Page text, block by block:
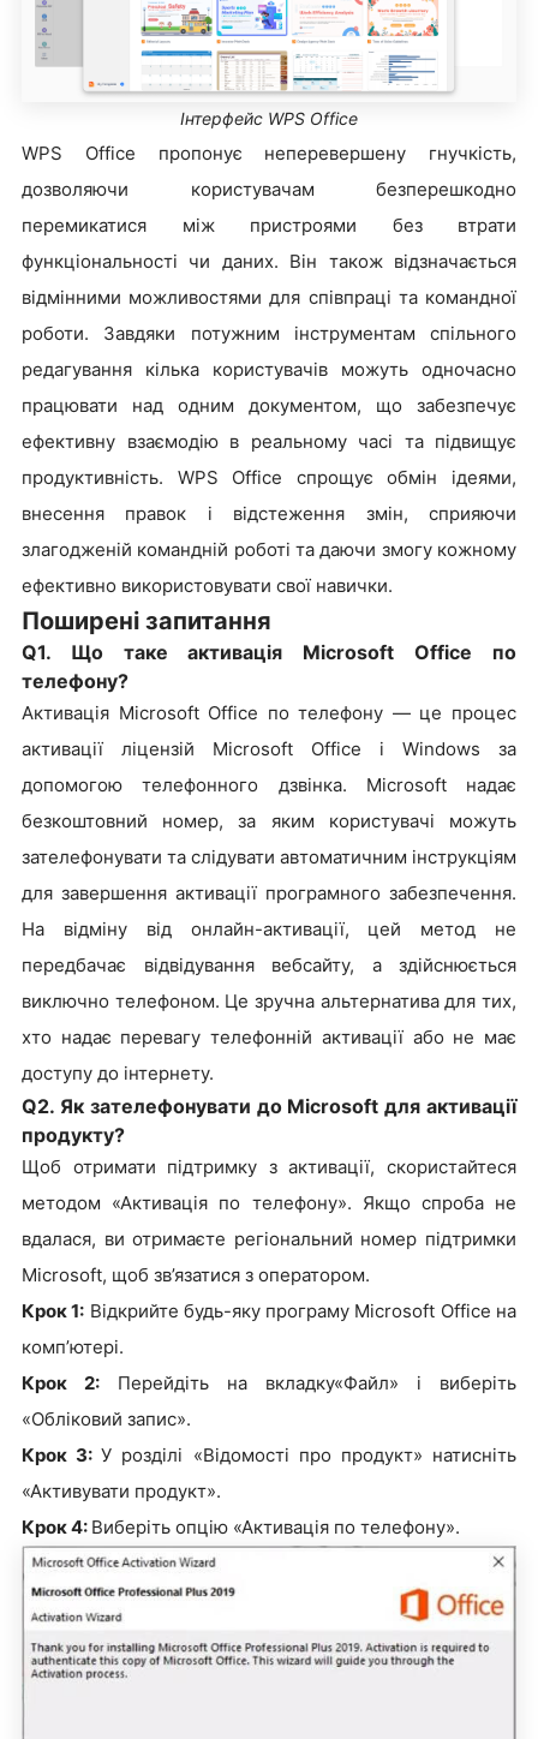
Інтерфейс WPS Office
WPS Office пропонує неперевершену гнучкість,
дозволяючи користувачам безперешкодно
перемикатися між пристроями без втрати
функціональності чи даних. Він також відзначається
відмінними можливостями для співпраці та командної
роботи. Завдяки потужним інструментам спільного
редагування кілька користувачів можуть одночасно
працювати над одним документом, що забезпечує
ефективну взаємодію в реальному часі та підвищує
продуктивність. WPS Office спрощує обмін ідеями,
внесення правок і відстеження змін, сприяючи
злагодженій командній роботі та даючи змогу кожному
ефективно використовувати свої навички.
Поширені запитання
Q1. Що таке активація Microsoft Office по
телефону?
Активація Microsoft Office по телефону — це процес
активації ліцензій Microsoft Office і Windows за
допомогою телефонного дзвінка. Microsoft надає
безкоштовний номер, за яким користувачі можуть
зателефонувати та слідувати автоматичним інструкціям
для завершення активації програмного забезпечення.
На відміну від онлайн-активації, цей метод не
передбачає відвідування вебсайту, а здійснюється
виключно телефоном. Це зручна альтернатива для тих,
хто надає перевагу телефонній активації або не має
доступу до інтернету.
Q2. Як зателефонувати до Microsoft для активації
продукту?
Щоб отримати підтримку з активації, скористайтеся
методом «Активація по телефону». Якщо спроба не
вдалася, ви отримаєте регіональний номер підтримки
Microsoft, щоб зв’язатися з оператором.
Крок 1: Відкрийте будь-яку програму Microsoft Office на
комп’ютері.
Крок 2: Перейдіть на вкладку«Файл» і виберіть
«Обліковий запис».
Крок 3:У розділі «Відомості про продукт» натисніть
«Активувати продукт».
Крок 4: Виберіть опцію «Активація по телефону».